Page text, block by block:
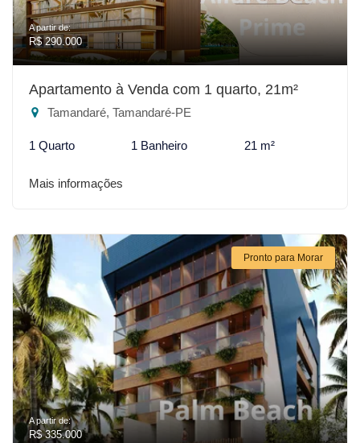
A partir de:
R$ 290.000
Apartamento à Venda com 1 quarto, 21m²
Tamandaré, Tamandaré-PE
1 Quarto 1 Banheiro 21 m²
Mais informações
Pronto para Morar
A partir de:
R$ 335.000